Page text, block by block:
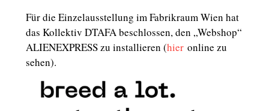
Für die Einzelausstellung im Fabrikraum Wien hat
das Kollektiv DTAFA beschlossen, den „Webshop“
ALIENEXPRESS zu installieren (hier online zu
sehen).